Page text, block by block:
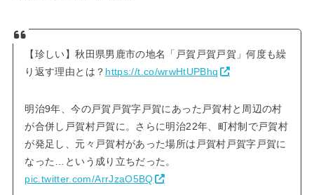
【珍しい】秋田県男鹿市の地名「戸賀戸賀戸賀」何度も繰
り返す理由とは？ https://t.co/wrwHtUPBhq
明治9年、今の戸賀戸賀字戸賀にあった戸賀村と周辺の村
が合併し戸賀村戸賀に。さらに明治22年、町村制で戸賀村
が発足し、元々戸賀村があった場所は戸賀村戸賀字戸賀に
なった…という成り立ちだった。
pic.twitter.com/ArrJzaO5BQ